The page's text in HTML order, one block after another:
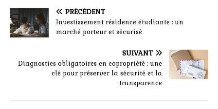
PRÉCÉDENT
Investissement résidence étudiante : un
marché porteur et sécurisé
SUIVANT
Diagnostics obligatoires en copropriété : une
clé pour préserver la sécurité et la
transparence